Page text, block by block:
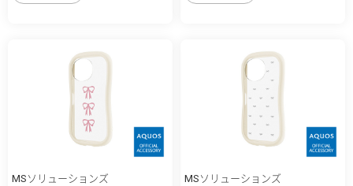
MSソリューションズ
MSソリューションズ